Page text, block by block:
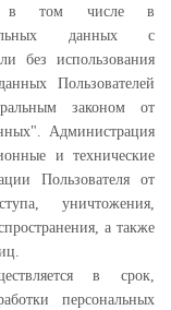
в том числе в
данных с
без использования
Пользователей
законом от
Администрация
и технические
Пользователя от
уничтожения,
а также
в срок,
персональных